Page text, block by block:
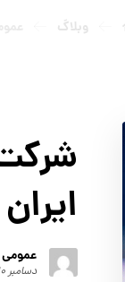
وبلاگ
ایران
عمومی
دسامبر ۲۰, ۲۰۲۲